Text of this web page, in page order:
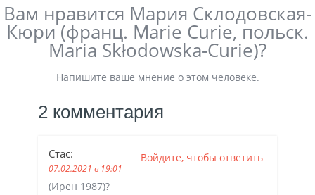
Вам нравится Мария Склодовская-
Кюри (франц. Marie Curie, польск.
Maria Skłodowska-Curie)?
Напишите ваше мнение о этом человеке.
2 комментария
Стас:
07.02.2021 в 19:01
(Ирен 1987)?
Войдите, чтобы ответить